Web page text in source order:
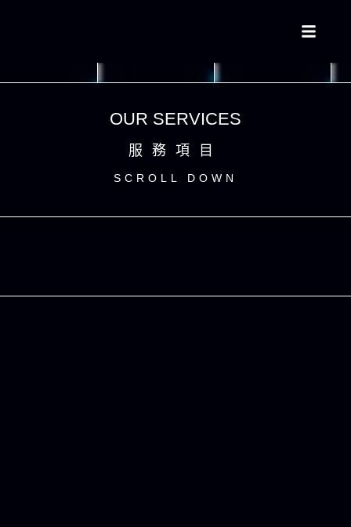
OUR SERVICES
服務項目
SCROLL DOWN